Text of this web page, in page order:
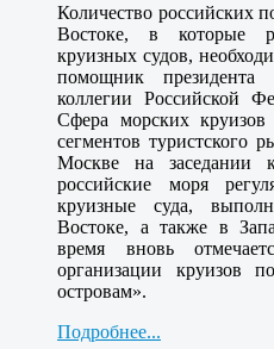
Количество российских
Востоке, в которые
круизных судов,
помощник президента
коллегии Российской
Сфера морских
сегментов туристского
Москве на заседании
российские моря
круизные суда,
Востоке, а также в
время вновь
организации круизов
островам».
Подробнее...